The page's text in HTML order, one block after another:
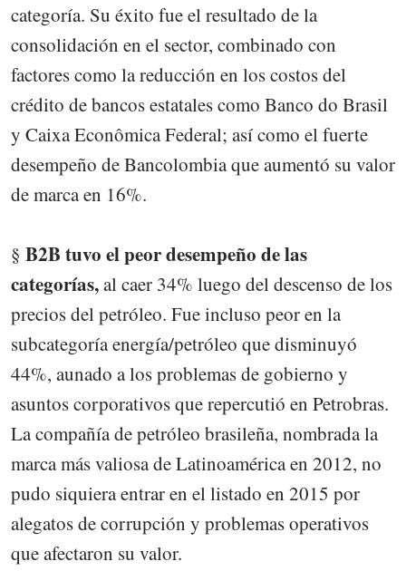
categoría. Su éxito fue el resultado de la
consolidación en el sector, combinado con
factores como la reducción en los costos del
crédito de bancos estatales como Banco do Brasil
y Caixa Econômica Federal; así como el fuerte
desempeño de Bancolombia que aumentó su valor
de marca en 16%.
§ B2B tuvo el peor desempeño de las
categorías,al caer 34% luego del descenso de los
precios del petróleo. Fue incluso peor en la
subcategoría energía/petróleo que disminuyó
44%, aunado a los problemas de gobierno y
asuntos corporativos que repercutió en Petrobras.
La compañía de petróleo brasileña, nombrada la
marca más valiosa de Latinoamérica en 2012, no
pudo siquiera entrar en el listado en 2015 por
alegatos de corrupción y problemas operativos
que afectaron su valor.